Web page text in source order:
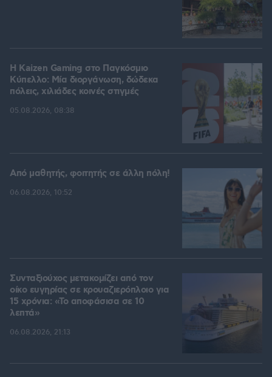
H Kaizen Gaming στο Παγκόσμιο
Kύπελλο: Μία διοργάνωση, δώδεκα
πόλεις, χιλιάδες κοινές στιγμές
05.08.2026, 08:38
Από μαθητής, φοιτητής σε άλλη πόλη!
06.08.2026, 10:52
Συνταξιούχος μετακομίζει από τον
οίκο ευγηρίας σε κρουαζιερόπλοιο για
15 χρόνια: «Το αποφάσισα σε 10
λεπτά»
06.08.2026, 21:13